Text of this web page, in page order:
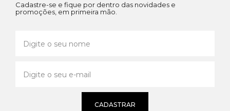
Cadastre-se e fique por dentro das novidades e
promoções, em primeira mão.
CADASTRAR